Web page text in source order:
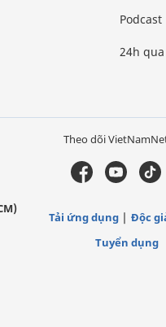
Podcast
24h qua
Theo dõi
Tải ứng dụng
Độc
Tuyển dụng